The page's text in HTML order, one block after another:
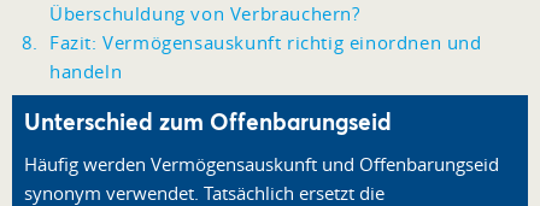
Überschuldung von Verbrauchern?
Fazit: Vermögensauskunft richtig einordnen und
handeln
Unterschied zum Offenbarungseid
Häufig werden Vermögensauskunft und Offenbarungseid
synonym verwendet. Tatsächlich ersetzt die